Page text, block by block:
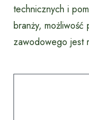
technicznych i
branży, możliwość
zawodowego jest